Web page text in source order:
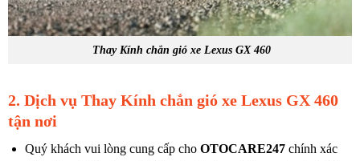
Thay Kính chắn gió xe Lexus GX 460
2. Dịch vụ Thay Kính chắn gió xe Lexus GX 460
tận nơi
Quý khách vui lòng cung cấp cho OTOCARE247chính xác